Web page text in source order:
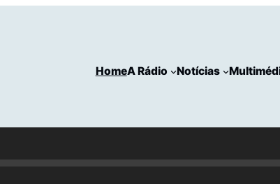
HomeA Rádio Notícias